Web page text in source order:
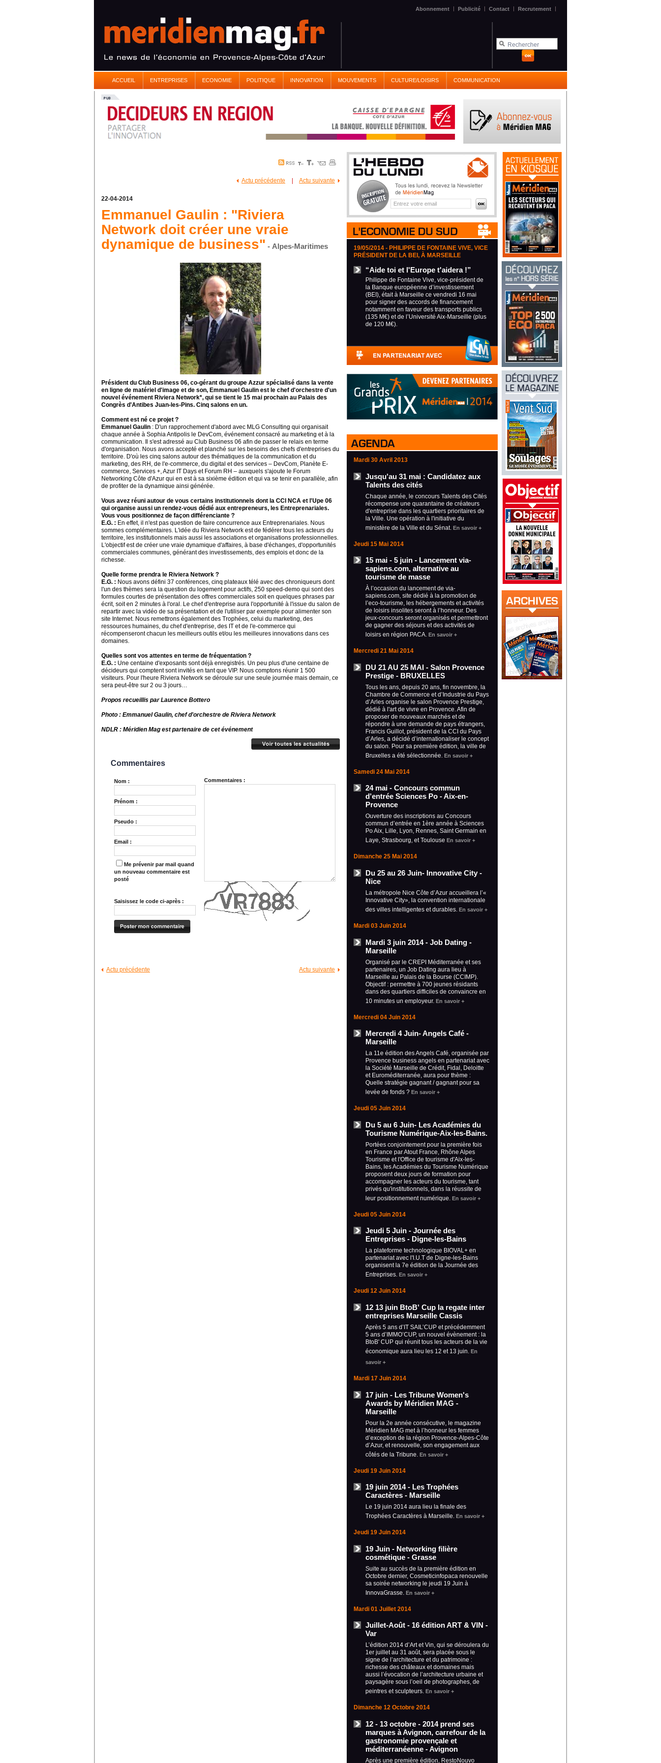
Abonnement | Publicité | Contact | Recrutement |
ACCUEIL ENTREPRISES ECONOMIE POLITIQUE INNOVATION MOUVEMENTS CULTURE/LOISIRS COMMUNICATION
Actu précédente Actu suivante
22-04-2014
Emmanuel Gaulin : "Riviera
Network doit créer une vraie
dynamique de business" - Alpes-Maritimes
Président du Club Business 06, co-gérant du groupe Azzur spécialisé dans la vente
en ligne de matériel d'image et de son, Emmanuel Gaulin est le chef d'orchestre d'un
nouvel événement Riviera Network*, qui se tient le 15 mai prochain au Palais des
Congrès d'Antibes Juan-les-Pins. Cinq salons en un.
Comment est né ce projet ?
Emmanuel Gaulin : D'un rapprochement d'abord avec MLG Consulting qui organisait
chaque année à Sophia Antipolis le DevCom, événement consacré au marketing et à la
communication. Il s'est adressé au Club Business 06 afin de passer le relais en terme
d'organisation. Nous avons accepté et planché sur les besoins des chefs d'entreprises du
territoire. D'où les cinq salons autour des thématiques de la communication et du
marketing, des RH, de l'e-commerce, du digital et des services – DevCom, Planète E-
commerce, Services +, Azur IT Days et Forum RH – auxquels s'ajoute le Forum
Networking Côte d'Azur qui en est à sa sixième édition et qui va se tenir en parallèle, afin
de profiter de la dynamique ainsi générée.
Vous avez réuni autour de vous certains institutionnels dont la CCI NCA et l'Upe 06
qui organise aussi un rendez-vous dédié aux entrepreneurs, les Entreprenariales.
Vous vous positionnez de façon différenciante ?
E.G. : En effet, il n'est pas question de faire concurrence aux Entreprenariales. Nous
sommes complémentaires. L'idée du Riviera Network est de fédérer tous les acteurs du
territoire, les institutionnels mais aussi les associations et organisations professionnelles.
L'objectif est de créer une vraie dynamique d'affaires, à base d'échanges, d'opportunités
commerciales communes, générant des investissements, des emplois et donc de la
richesse.
Quelle forme prendra le Riviera Network ?
E.G. : Nous avons défini 37 conférences, cinq plateaux télé avec des chroniqueurs dont
l'un des thèmes sera la question du logement pour actifs, 250 speed-demo qui sont des
formules courtes de présentation des offres commerciales soit en quelques phrases par
écrit, soit en 2 minutes à l'oral. Le chef d'entreprise aura l'opportunité à l'issue du salon de
repartir avec la vidéo de sa présentation et de l'utiliser par exemple pour alimenter son
site Internet. Nous remettrons également des Trophées, celui du marketing, des
ressources humaines, du chef d'entreprise, des IT et de l'e-commerce qui
récompenseront chacun les meilleurs outils et/ou les meilleures innovations dans ces
domaines.
Quelles sont vos attentes en terme de fréquentation ?
E.G. : Une centaine d'exposants sont déjà enregistrés. Un peu plus d'une centaine de
décideurs qui comptent sont invités en tant que VIP. Nous comptons réunir 1 500
visiteurs. Pour l'heure Riviera Network se déroule sur une seule journée mais demain, ce
sera peut-être sur 2 ou 3 jours…
Propos recueillis par Laurence Bottero
Photo : Emmanuel Gaulin, chef d'orchestre de Riviera Network
NDLR : Méridien Mag est partenaire de cet événement
Commentaires
Nom :
Prénom :
Pseudo :
Email :
Me prévenir par mail quand
un nouveau commentaire est
posté
Saisissez le code ci-après :
Commentaires :
Actu suivante
Actu précédente
19/05/2014 - PHILIPPE DE FONTAINE VIVE, VICE
PRÉSIDENT DE LA BEI, À MARSEILLE
“Aide toi et l'Europe t'aidera !”
Philippe de Fontaine Vive, vice-président de
la Banque européenne d’investissement
(BEI), était à Marseille ce vendredi 16 mai
pour signer des accords de financement
notamment en faveur des transports publics
(135 M€) et de l’Université Aix-Marseille (plus
de 120 M€).
Mardi 30 Avril 2013
Jusqu'au 31 mai : Candidatez aux
Talents des cités
Chaque année, le concours Talents des Cités
récompense une quarantaine de créateurs
d'entreprise dans les quartiers prioritaires de
la Ville. Une opération à l'initiative du
ministère de la Ville et du Sénat. En savoir +
Jeudi 15 Mai 2014
15 mai - 5 juin - Lancement via-
sapiens.com, alternative au
tourisme de masse
À l’occasion du lancement de via-
sapiens.com, site dédié à la promotion de
l’eco-tourisme, les hébergements et activités
de loisirs insolites seront à l’honneur. Des
jeux-concours seront organisés et permettront
de gagner des séjours et des activités de
loisirs en région PACA. En savoir +
Mercredi 21 Mai 2014
DU 21 AU 25 MAI - Salon Provence
Prestige - BRUXELLES
Tous les ans, depuis 20 ans, fin novembre, la
Chambre de Commerce et d’Industrie du Pays
d’Arles organise le salon Provence Prestige,
dédié à l'art de vivre en Provence. Afin de
proposer de nouveaux marchés et de
répondre à une demande de pays étrangers,
Francis Guillot, président de la CCI du Pays
d’Arles, a décidé d’internationaliser le concept
du salon. Pour sa première édition, la ville de
Bruxelles a été sélectionnée. En savoir +
Samedi 24 Mai 2014
24 mai - Concours commun
d'entrée Sciences Po - Aix-en-
Provence
Ouverture des inscriptions au Concours
commun d’entrée en 1ère année à Sciences
Po Aix, Lille, Lyon, Rennes, Saint Germain en
Laye, Strasbourg, et Toulouse En savoir +
Dimanche 25 Mai 2014
Du 25 au 26 Juin- Innovative City -
Nice
La métropole Nice Côte d’Azur accueillera l’«
Innovative City», la convention internationale
des villes intelligentes et durables. En savoir +
Mardi 03 Juin 2014
Mardi 3 juin 2014 - Job Dating -
Marseille
Organisé par le CREPI Méditerranée et ses
partenaires, un Job Dating aura lieu à
Marseille au Palais de la Bourse (CCIMP).
Objectif : permettre à 700 jeunes résidants
dans des quartiers difficiles de convaincre en
10 minutes un employeur. En savoir +
Mercredi 04 Juin 2014
Mercredi 4 Juin- Angels Café -
Marseille
La 11e édition des Angels Café, organisée par
Provence business angels en partenariat avec
la Société Marseille de Crédit, Fidal, Deloitte
et Euroméditerranée, aura pour thème :
Quelle stratégie gagnant / gagnant pour sa
levée de fonds ? En savoir +
Jeudi 05 Juin 2014
Du 5 au 6 Juin- Les Académies du
Tourisme Numérique-Aix-les-Bains.
Portées conjointement pour la première fois
en France par Atout France, Rhône Alpes
Tourisme et l'Office de tourisme d'Aix-les-
Bains, les Académies du Tourisme Numérique
proposent deux jours de formation pour
accompagner les acteurs du tourisme, tant
privés qu'institutionnels, dans la réussite de
leur positionnement numérique. En savoir +
Jeudi 05 Juin 2014
Jeudi 5 Juin - Journée des
Entreprises - Digne-les-Bains
La plateforme technologique BIOVAL+ en
partenariat avec l'I.U.T de Digne-les-Bains
organisent la 7e édition de la Journée des
Entreprises. En savoir +
Jeudi 12 Juin 2014
12 13 juin BtoB' Cup la regate inter
entreprises Marseille Cassis
Après 5 ans d’IT SAIL’CUP et précédemment
5 ans d’IMMO’CUP, un nouvel évènement : la
BtoB' CUP qui réunit tous les acteurs de la vie
économique aura lieu les 12 et 13 juin. En
savoir +
Mardi 17 Juin 2014
17 juin - Les Tribune Women's
Awards by Méridien MAG -
Marseille
Pour la 2e année consécutive, le magazine
Méridien MAG met à l’honneur les femmes
d’exception de la région Provence-Alpes-Côte
d’Azur, et renouvelle, son engagement aux
côtés de la Tribune. En savoir +
Jeudi 19 Juin 2014
19 juin 2014 - Les Trophées
Caractères - Marseille
Le 19 juin 2014 aura lieu la finale des
Trophées Caractères à Marseille. En savoir +
Jeudi 19 Juin 2014
19 Juin - Networking filière
cosmétique - Grasse
Suite au succès de la première édition en
Octobre dernier, Cosmeticinfopaca renouvelle
sa soirée networking le jeudi 19 Juin à
InnovaGrasse. En savoir +
Mardi 01 Juillet 2014
Juillet-Août - 16 édition ART & VIN -
Var
L’édition 2014 d’Art et Vin, qui se déroulera du
1er juillet au 31 août, sera placée sous le
signe de l’architecture et du patrimoine :
richesse des châteaux et domaines mais
aussi l’évocation de l’architecture urbaine et
paysagère sous l’oeil de photographes, de
peintres et sculpteurs. En savoir +
Dimanche 12 Octobre 2014
12 - 13 octobre - 2014 prend ses
marques à Avignon, carrefour de la
gastronomie provençale et
méditerranéenne - Avignon
Après une première édition, RestoNouvo